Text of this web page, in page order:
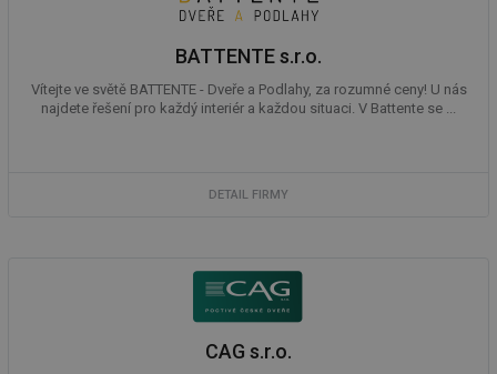
BATTENTE s.r.o.
Vítejte ve světě BATTENTE - Dveře a Podlahy, za rozumné ceny! U nás
najdete řešení pro každý interiér a každou situaci. V Battente se ...
DETAIL FIRMY
CAG s.r.o.